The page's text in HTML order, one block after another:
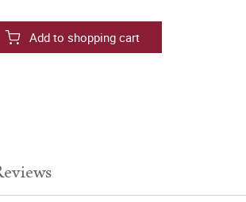
Add to shopping cart